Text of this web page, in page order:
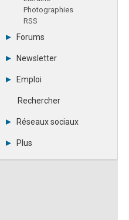
Photographies
RSS
Forums
Tous les forums
Se connecter
Messages privés
Contacter un modérateur
Newsletter
Archives
Abonnement
Emploi
Consulter les annonces
Observatoire de l'emploi
Rechercher
Réseaux sociaux
LinkedIn
Plus
Annonceurs